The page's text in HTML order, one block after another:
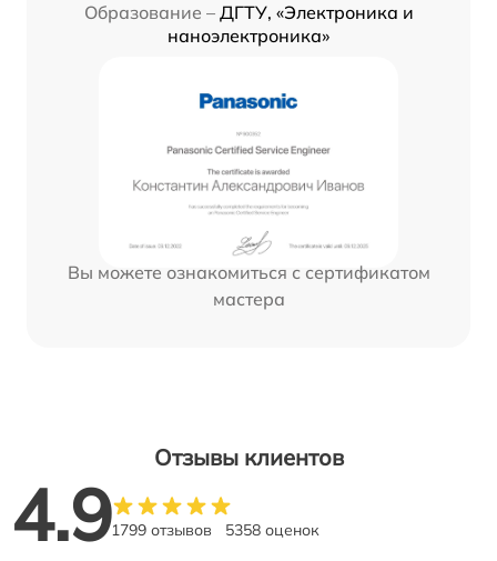
Образование – ДГТУ, «Электроника и
наноэлектроника»
Вы можете ознакомиться с сертификатом
мастера
Отзывы клиентов
4.91799 отзывов 5358 оценок